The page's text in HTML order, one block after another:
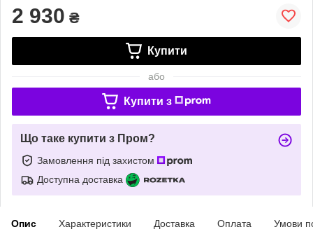
2 930 ₴
Купити
або
Купити з
Що таке купити з Пром?
Замовлення під захистом
Доступна доставка
Опис Характеристики Доставка Оплата Умови